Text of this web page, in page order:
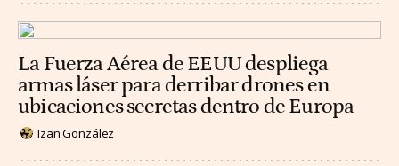
La Fuerza Aérea de EEUU despliega
armas láser para derribar drones en
ubicaciones secretas dentro de Europa
Izan González